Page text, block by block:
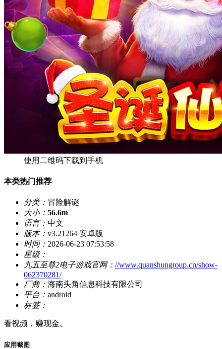
使用二维码下载到手机
本类热门推荐
分类： 冒险解谜
大小： 56.6m
语言： 中文
版本： v3.21264 安卓版
时间： 2026-06-23 07:53:58
星级：
九五至尊2电子游戏官网： //www.quanshungroup.cn/show-
062370281/
厂商： 海南头角信息科技有限公司
平台： android
标签：
看视频，赚现金。
应用截图